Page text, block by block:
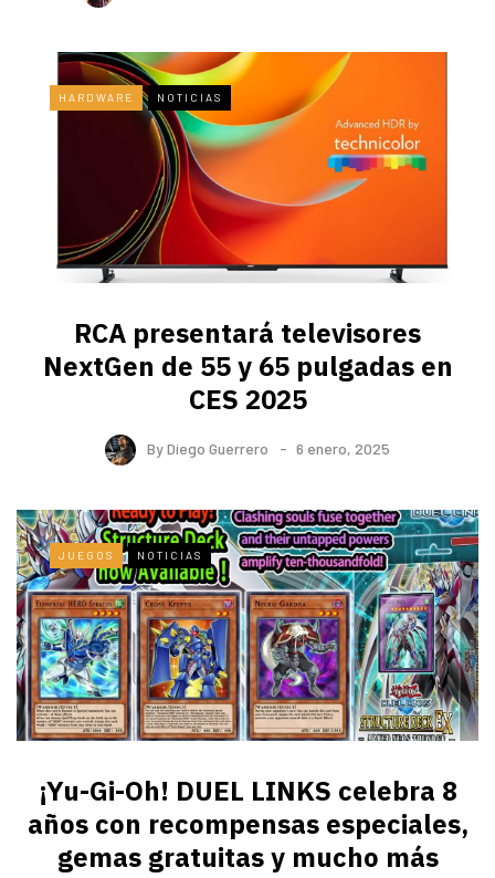
HARDWARE NOTICIAS
RCA presentará televisores
NextGen de 55 y 65 pulgadas en
CES 2025
ByDiego Guerrero 6 enero, 2025
JUEGOS NOTICIAS
¡Yu-Gi-Oh! DUEL LINKS celebra 8
años con recompensas especiales,
gemas gratuitas y mucho más